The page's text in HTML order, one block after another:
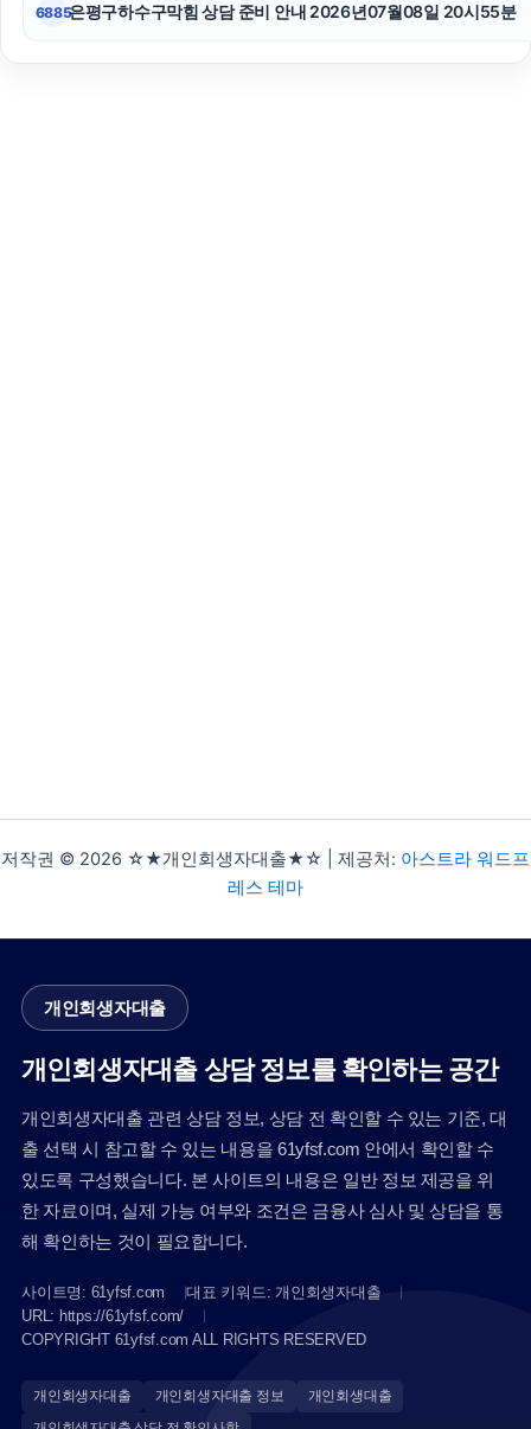
6885은평구하수구막힘 상담 준비 안내 2026년07월08일 20시55분
저작권 © 2026 ☆★개인회생자대출★☆ | 제공처: 아스트라 워드프
레스 테마
개인회생자대출
개인회생자대출 상담 정보를 확인하는 공간
개인회생자대출 관련 상담 정보, 상담 전 확인할 수 있는 기준, 대
출 선택 시 참고할 수 있는 내용을 61yfsf.com 안에서 확인할 수
있도록 구성했습니다. 본 사이트의 내용은 일반 정보 제공을 위
한 자료이며, 실제 가능 여부와 조건은 금융사 심사 및 상담을 통
해 확인하는 것이 필요합니다.
사이트명: 61yfsf.com
대표 키워드: 개인회생자대출
URL: https://61yfsf.com/
COPYRIGHT 61yfsf.com ALL RIGHTS RESERVED
개인회생자대출 개인회생자대출 정보
개인회생대출